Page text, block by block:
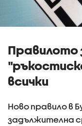
Правилото
всички
Ново правило в
задължителна